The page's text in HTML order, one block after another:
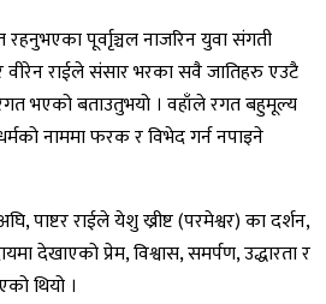
पूर्वाृञ्चल नाजरिन युवा संगती
वीरेन राईले संसार भरका सवै जातिहरु एउटै
भएको बताउतुभयो । वहाँले रगत बहुमूल्य
नाममा फरक र विभेद गर्न नपाइने
पाष्टर राईले येशु ख्रीष्ट (परमेश्वर) का दर्शन,
देखाएको प्रेम, विश्वास, समर्पण, उद्धारता र
थियो ।